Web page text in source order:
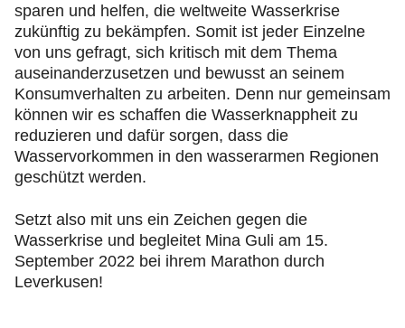
sparen und helfen, die weltweite Wasserkrise
zukünftig zu bekämpfen. Somit ist jeder Einzelne
von uns gefragt, sich kritisch mit dem Thema
auseinanderzusetzen und bewusst an seinem
Konsumverhalten zu arbeiten. Denn nur gemeinsam
können wir es schaffen die Wasserknappheit zu
reduzieren und dafür sorgen, dass die
Wasservorkommen in den wasserarmen Regionen
geschützt werden.
Setzt also mit uns ein Zeichen gegen die
Wasserkrise und begleitet Mina Guli am 15.
September 2022 bei ihrem Marathon durch
Leverkusen!